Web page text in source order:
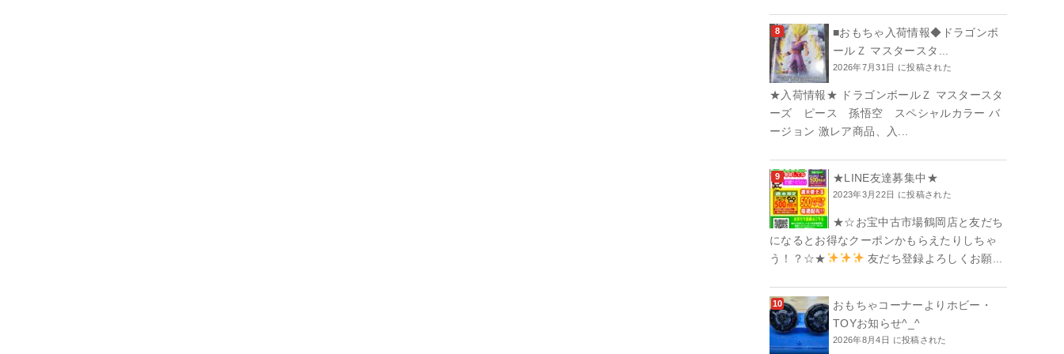
■おもちゃ入荷情報◆ドラゴンボ
ールＺ マスタースタ...
2026年7月31日 に投稿された
★入荷情報★ ドラゴンボールＺ マスタースタ
ーズ ピース 孫悟空 スペシャルカラー バ
ージョン 激レア商品、入...
★LINE友達募集中★
2023年3月22日 に投稿された
★☆お宝中古市場鶴岡店と友だち
になるとお得なクーポンかもらえたりしちゃ
う！？☆★
友だち登録よろしくお願...
おもちゃコーナーよりホビー・
TOYお知らせ^_^
2026年8月4日 に投稿された